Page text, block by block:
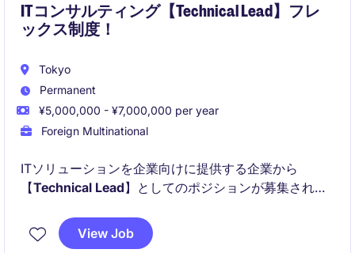
ITコンサルティング【Technical Lead】フレ
ックス制度！
Tokyo
Permanent
¥5,000,000 - ¥7,000,000 per year
Foreign Multinational
ITソリューションを企業向けに提供する企業から
【Technical Lead】としてのポジションが募集されて
以下のことが得られます！：
View Job